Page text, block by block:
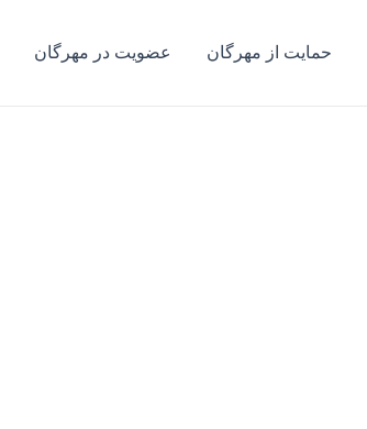
حمایت از مهرگان عضویت در مهرگان